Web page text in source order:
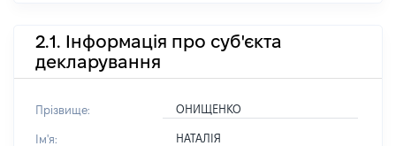
2.1. Інформація про суб'єкта
декларування
Прізвище: ОНИЩЕНКО
Ім'я: НАТАЛІЯ